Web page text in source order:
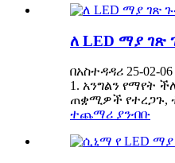
ለ LED ማያ ገጽ
በአስተዳዳሪ 25-02-06
1. አንግልን የማየት
ጠቋሚዎች የተረጋጉ,
ተጨማሪ ያንብቡ